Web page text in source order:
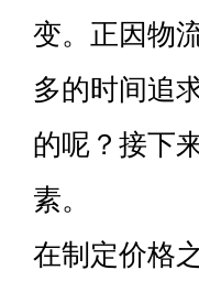
变。正因物
多的时间追
的呢？接下
素。
在制定价格